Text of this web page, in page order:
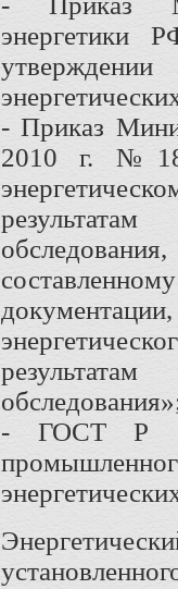
- Приказ
2010 г.
- ГОСТ Р